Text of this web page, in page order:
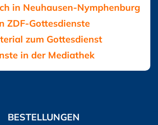
in Neuhausen-Nymphenburg
ZDF-Gottesdienste
zum Gottesdienst
in der Mediathek
BESTELLUNGEN